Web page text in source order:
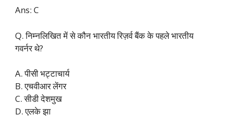
Ans: C
Q. निम्नलिखित में से कौन भारतीय रिज़र्व बैंक के पहले भारतीय
गवर्नर थे?
A. पीसी भट्टाचार्य
B. एचवीआर लेंगर
C. सीडी देशमुख
D. एलके झा